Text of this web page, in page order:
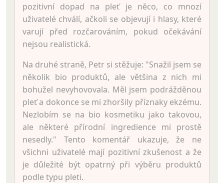
pozitivní dopad na pleť je něco, co mnozí
uživatelé chválí, ačkoli se objevují i hlasy, které
varují před rozčarováním, pokud očekávání
nejsou realistická.
Na druhé straně, Petr si stěžuje: "Snažil jsem se
několik bio produktů, ale většina z nich mi
bohužel nevyhovovala. Měl jsem podrážděnou
pleť a dokonce se mi zhoršily příznaky ekzému.
Nezlobím se na bio kosmetiku jako takovou,
ale některé přírodní ingredience mi prostě
nesedly." Tento komentář ukazuje, že ne
všichni uživatelé mají pozitivní zkušenost a že
je důležité být opatrný při výběru produktů
podle typu pleti.